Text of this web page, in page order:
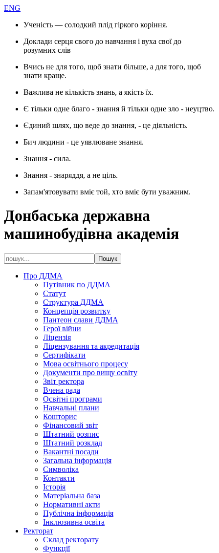
ENG
Ученість — солодкий плід гіркого коріння.
Доклади серця свого до навчання і вуха свої до
розумних слів
Вчись не для того, щоб знати більше, а для того, щоб
знати краще.
Важлива не кількість знань, а якість їх.
Є тільки одне благо - знання й тільки одне зло - неуцтво.
Єдиний шлях, що веде до знання, - це діяльність.
Бич людини - це уявлюване знання.
Знання - сила.
Знання - знаряддя, а не ціль.
Запам'ятовувати вміє той, хто вміє бути уважним.
Донбаська державна
машинобудівна академія
Про ДДМА
Путівник по ДДМА
Статут
Структура ДДМА
Концепція розвитку
Пантеон слави ДДМА
Герої війни
Ліцензія
Ліцензування та акредитація
Сертифікати
Мова освітнього процесу
Документи про вищу освіту
Звіт ректора
Вчена рада
Освітні програми
Навчальні плани
Кошторис
Фінансовий звіт
Штатний розпис
Штатний розклад
Вакантні посади
Загальна інформація
Символіка
Контакти
Історія
Матеріальна база
Нормативні акти
Публічна інформація
Інклюзивна освіта
Ректорат
Склад ректорату
Функції